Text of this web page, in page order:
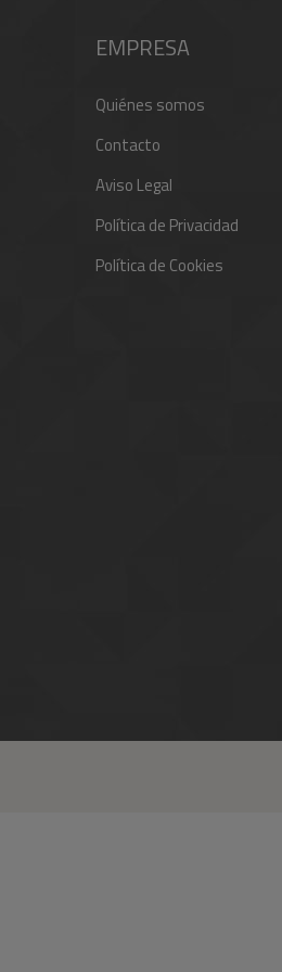
EMPRESA
Quiénes somos
Contacto
Aviso Legal
Política de Privacidad
Política de Cookies